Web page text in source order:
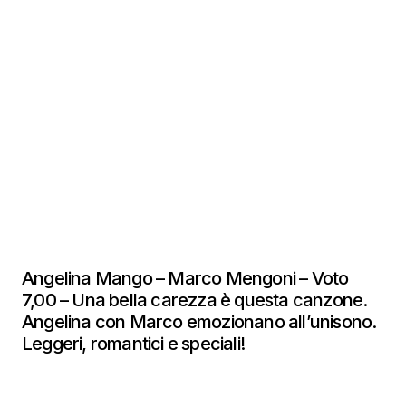
Angelina Mango – Marco Mengoni – Voto
7,00 – Una bella carezza è questa canzone.
Angelina con Marco emozionano all’unisono.
Leggeri, romantici e speciali!